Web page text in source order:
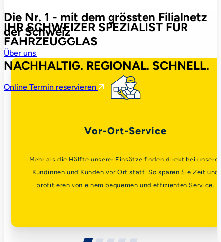
IHR SCHWEIZER SPEZIALIST FÜR
FAHRZEUGGLAS
NACHHALTIG. REGIONAL. SCHNELL.
Online Termin reservieren
Die Nr. 1 - mit dem grössten Filialnetz
der Schweiz
Über uns
Vor-Ort-Service
Mehr als die Hälfte unserer Einsätze finden direkt bei
Kundinnen und Kunden vor Ort statt. So sparen Sie Zeit und
profitieren von einem bequemen und effizienten Service.